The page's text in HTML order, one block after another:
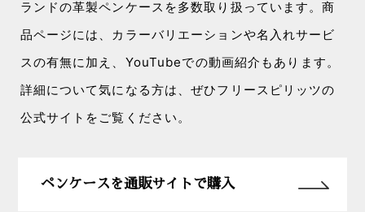
ランドの革製ペンケースを多数取り扱っています。商
品ページには、カラーバリエーションや名入れサービ
スの有無に加え、YouTubeでの動画紹介もあります。
詳細について気になる方は、ぜひフリースピリッツの
公式サイトをご覧ください。
ペンケースを通販サイトで購入